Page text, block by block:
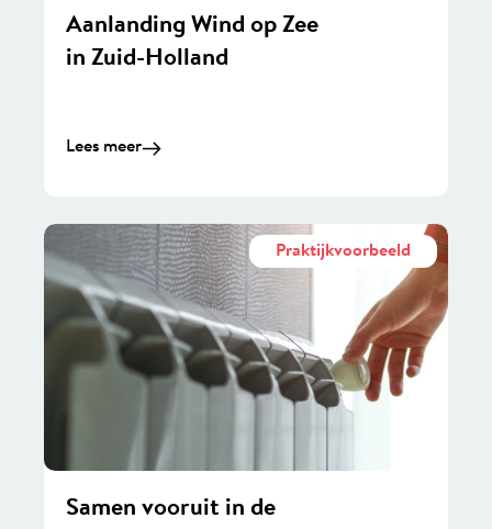
Aanlanding Wind op Zee
in Zuid-Holland
Lees meer
Praktijkvoorbeeld
Samen vooruit in de